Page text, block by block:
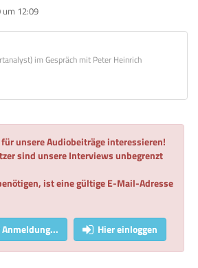
um 12:09
im Gespräch mit Peter Heinrich
unsere Audiobeiträge interessieren!
sind unsere Interviews unbegrenzt
ist eine gültige E-Mail-Adresse
Hier einloggen